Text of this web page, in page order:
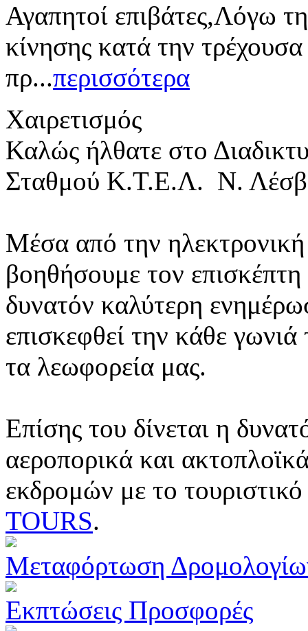
Αγαπητοί επιβάτες,Λόγω
κίνησης κατά την
πρ...περισσότερα
Χαιρετισμός
Καλώς ήλθατε στο
Σταθμού Κ.Τ.Ε.Λ. Ν.
Μέσα από την ηλεκτρονική
βοηθήσουμε τον
δυνατόν καλύτερη
επισκεφθεί την κάθε
τα λεωφορεία μας.
Επίσης του δίνεται η
αεροπορικά και
εκδρομών με το
TOURS.
Μεταφόρτωση
Εκπτώσεις Προσφορές